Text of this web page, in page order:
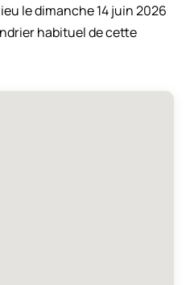
le dimanche 14 juin 2026
habituel de cette